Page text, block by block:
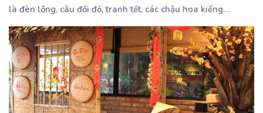
là đèn lồng, câu đối đỏ, tranh tết, các chậu hoa kiểng…